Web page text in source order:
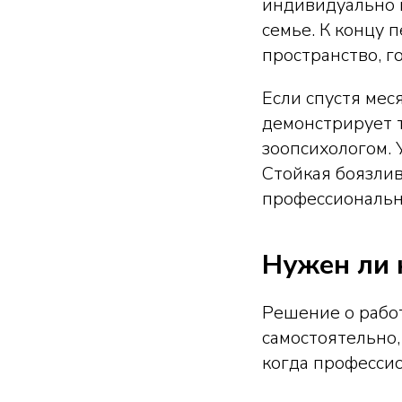
индивидуально
семье. К концу
пространство,
Если спустя
демонстрирует
Стойкая
Нужен ли
Решение о
когда